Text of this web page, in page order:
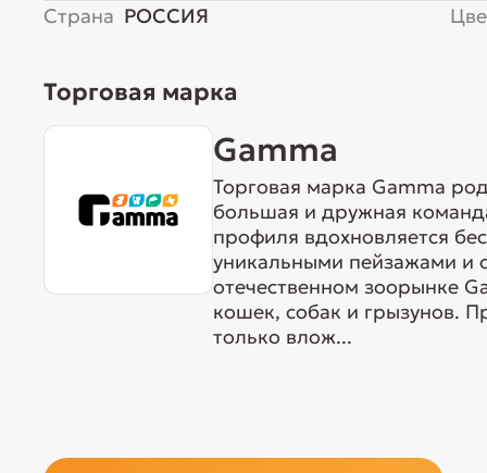
Страна РОССИЯ
Торговая марка
Gamma
Торговая марка Gamma
большая и дружная
профиля вдохновляется
уникальными пейзажами и
отечественном зоорынке
кошек, собак и грызунов.
только влож...